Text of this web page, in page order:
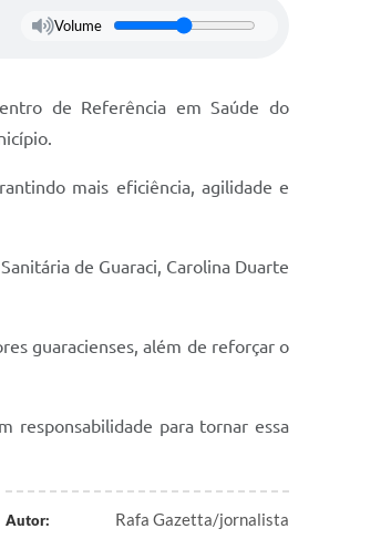
Volume
de Referência em Saúde do
mais eficiência, agilidade e
de Guaraci, Carolina Duarte
guaracienses, além de reforçar o
responsabilidade para tornar essa
Autor: Rafa Gazetta/jornalista